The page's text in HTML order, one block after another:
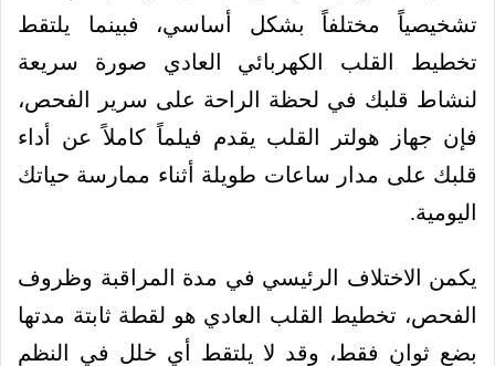
تشخيصياً مختلفاً بشكل أساسي، فبينما يلتقط
تخطيط القلب الكهربائي العادي صورة سريعة
لنشاط قلبك في لحظة الراحة على سرير الفحص،
فإن جهاز هولتر القلب يقدم فيلماً كاملاً عن أداء
قلبك على مدار ساعات طويلة أثناء ممارسة حياتك
اليومية.
يكمن الاختلاف الرئيسي في مدة المراقبة وظروف
الفحص، تخطيط القلب العادي هو لقطة ثابتة مدتها
بضع ثوانٍ فقط، وقد لا يلتقط أي خلل في النظم